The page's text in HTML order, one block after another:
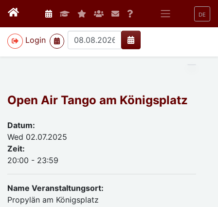
DE
Login
>
Open Air Tango am Königsplatz
Datum:
Wed 02.07.2025
Zeit:
20:00 - 23:59
Name Veranstaltungsort:
Propylän am Königsplatz